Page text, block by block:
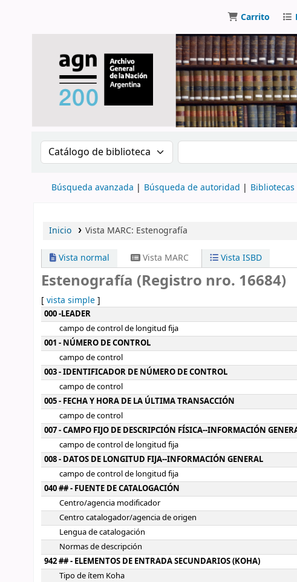
Carrito
Buscar en el catálogo por: Buscar en el catálogo
Búsqueda avanzada Búsqueda de autoridad Bibliotecas
Inicio Vista MARC: Estenografía
Vista normal Vista MARC Vista ISBD
Estenografía (Registro nro. 16684)
[vista simple]
Detalles MARC
000 -LEADER
campo de control de longitud fija
001 - NÚMERO DE CONTROL
campo de control
003 - IDENTIFICADOR DE NÚMERO DE CONTROL
campo de control
005 - FECHA Y HORA DE LA ÚLTIMA TRANSACCIÓN
campo de control
007 - CAMPO FIJO DE DESCRIPCIÓN FÍSICA--INFORMACIÓN
campo de control de longitud fija
008 - DATOS DE LONGITUD FIJA--INFORMACIÓN GENERAL
campo de control de longitud fija
040 ## - FUENTE DE CATALOGACIÓN
Centro/agencia modificador
Centro catalogador/agencia de origen
Lengua de catalogación
Normas de descripción
942 ## - ELEMENTOS DE ENTRADA SECUNDARIOS (KOHA)
Tipo de ítem Koha